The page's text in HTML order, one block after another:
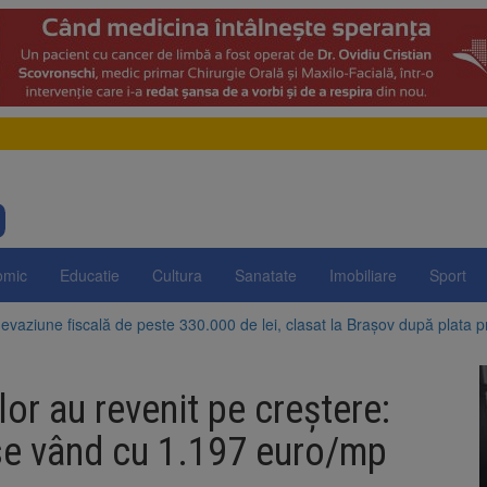
Educatie Cultura Sanatate Imobiliare Sport
fiscală de peste 330.000 de lei, clasat la Brașov după plata
Brașov amenință cu sistarea plăților către Brai-Cata și Comprest.
de lângă Piața Star din Brașov au fost demolate
Belvedere de pe Tâmpa intră în renovare. Contract de peste 1 milion
au revenit pe creștere:
vând cu 1.197 euro/mp